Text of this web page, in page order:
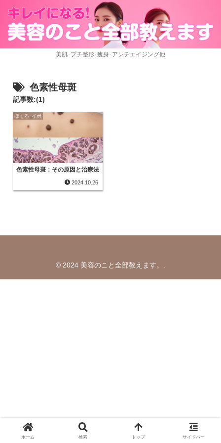
美肌･プチ整形･痩身･アンチエイジング他
色素性母斑
記事数:(1)
ほくろ･イボ
色素性母斑：その原因と治療法
2024.10.26
© 2024 美容のこと全部教えます。.
ホーム 検索 トップ サイドバー